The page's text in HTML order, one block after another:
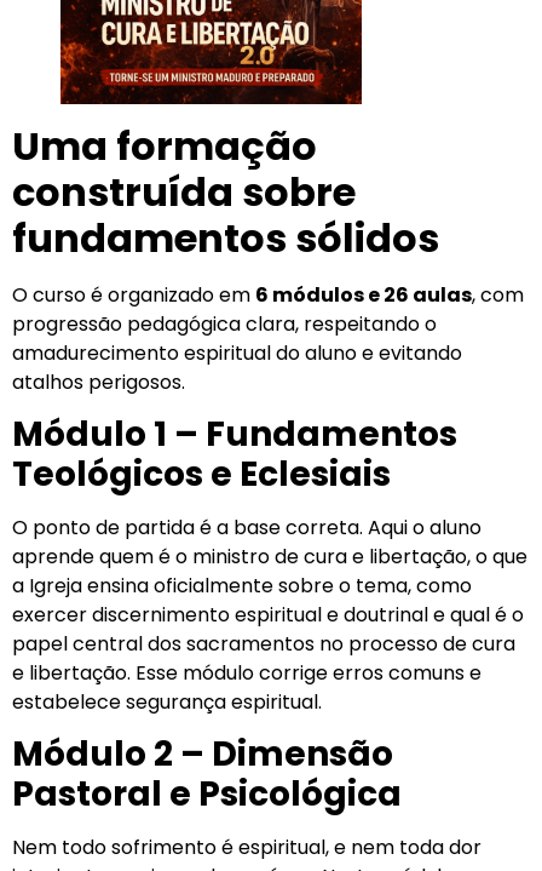
Uma formação
construída sobre
fundamentos sólidos
O curso é organizado em 6 módulos e 26 aulas, com
progressão pedagógica clara, respeitando o
amadurecimento espiritual do aluno e evitando
atalhos perigosos.
Módulo 1 – Fundamentos
Teológicos e Eclesiais
O ponto de partida é a base correta. Aqui o aluno
aprende quem é o ministro de cura e libertação, o que
a Igreja ensina oficialmente sobre o tema, como
exercer discernimento espiritual e doutrinal e qual é o
papel central dos sacramentos no processo de cura
e libertação. Esse módulo corrige erros comuns e
estabelece segurança espiritual.
Módulo 2 – Dimensão
Pastoral e Psicológica
Nem todo sofrimento é espiritual, e nem toda dor